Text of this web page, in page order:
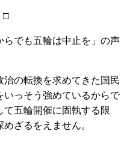
でも五輪は中止を」の声
の転換を求めてきた国民
いっそう強めているからで
五輪開催に固執する限
ざるをえません。